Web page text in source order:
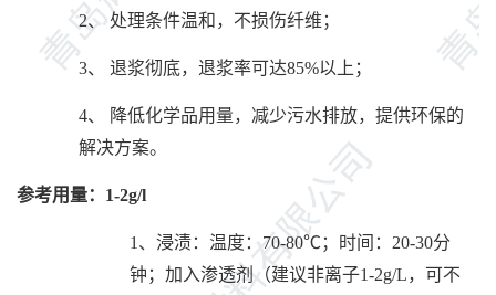
2、处理条件温和，不损伤纤维；
3、 退浆彻底，退浆率可达85%以上；
4、 降低化学品用量， 减少污水排放， 提供环保的
解决方案。
参考用量： 1-2g/l
1、浸渍：温度：70-80℃；时间：20-30分
钟；加入渗透剂（建议非离子1-2g/L，可不